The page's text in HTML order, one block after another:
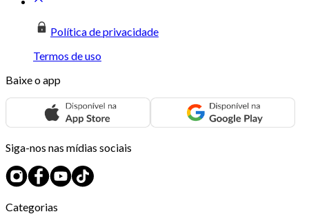
Política de privacidade
Termos de uso
Baixe o app
Siga-nos nas mídias sociais
Categorias